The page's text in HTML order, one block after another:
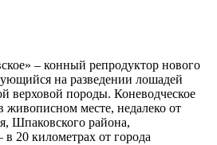
– конный репродуктор нового
на разведении лошадей
верховой породы. Коневодческое
живописном месте, недалеко от
Шпаковского района,
20 километрах от города